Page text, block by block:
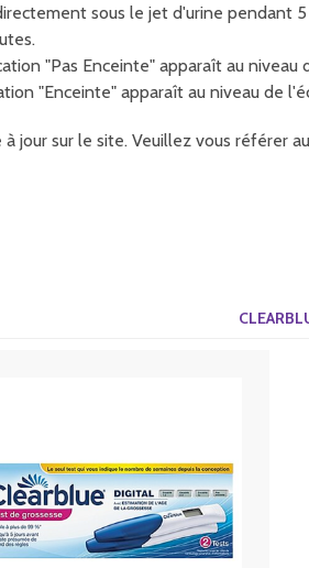
sous le jet d'urine
"Pas Enceinte" apparaît au niveau
"Enceinte" apparaît au niveau de
jour sur le site. Veuillez vous référer